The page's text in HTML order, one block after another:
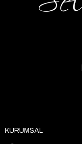
KURUMSAL